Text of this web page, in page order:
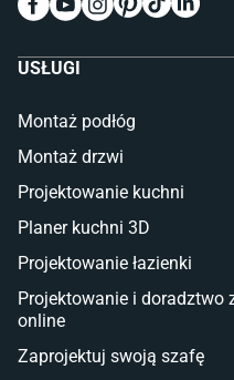
Komody dla dzieci
Łóżka dla dziecka (młodzieżowe)
Taras i balkon
Sztuczna trawa miękka
Koce i pledy
Płytki na balkon
Lampy stojące LED
Płytki
USŁUGI
Montaż podłóg
Montaż drzwi
Projektowanie kuchni
Planer kuchni 3D
Projektowanie łazienki
Projektowanie i doradztwo
online
Zaprojektuj swoją szafę